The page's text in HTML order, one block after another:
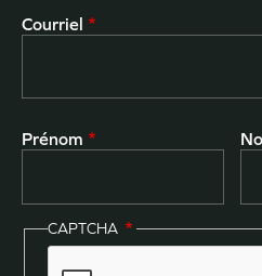
Courriel
Prénom
CAPTCHA